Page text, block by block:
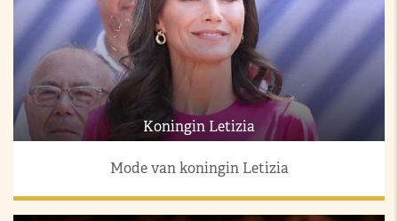
Koningin Letizia
Mode van koningin Letizia